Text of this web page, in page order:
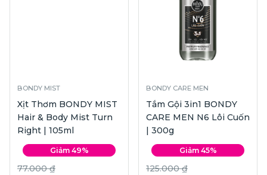
BONDY MIST
Xịt Thơm BONDY MIST
Hair & Body Mist Turn
Right | 105ml
Giảm 49%
77.000 ₫
BONDY CARE MEN
Tắm Gội 3in1 BONDY
CARE MEN N6 Lôi Cuốn
| 300g
Giảm 45%
125.000 ₫